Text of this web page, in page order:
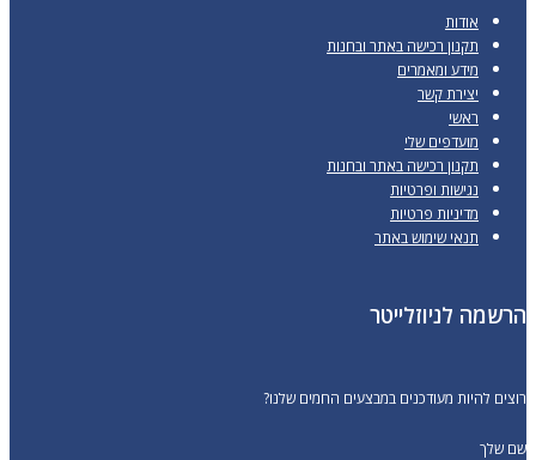
אודות
תקנון רכישה באתר ובחנות
מידע ומאמרים
יצירת קשר
ראשי
מועדפים שלי
תקנון רכישה באתר ובחנות
נגישות ופרטיות
מדיניות פרטיות
תנאי שימוש באתר
הרשמה לניוזלייטר
רוצים להיות מעודכנים במבצעים החמים שלנו?
שם שלך